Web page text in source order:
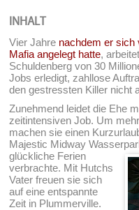
INHALT
Vier Jahre nachdem er sich
Mafia angelegt hatte,
Schuldenberg von 30
Jobs erledigt, zahllose
den gestressten Killer nicht
Zunehmend leidet die Ehe
zeitintensiven Job. Um
machen sie einen
Majestic Midway
glückliche Ferien
verbrachte. Mit Hutchs
Vater freuen sie sich
auf eine entspannte
Zeit in Plummerville.